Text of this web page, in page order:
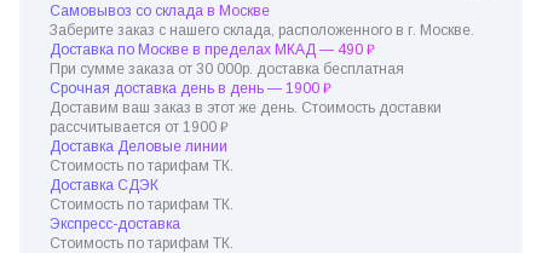
Самовывоз со склада в Москве
Заберите заказ с нашего склада, расположенного в г. Москве.
Доставка по Москве в пределах МКАД — 490 ₽
При сумме заказа от 30 000р. доставка бесплатная
Срочная доставка день в день — 1900 ₽
Доставим ваш заказ в этот же день. Стоимость доставки
рассчитывается от 1900 ₽
Доставка Деловые линии
Стоимость по тарифам ТК.
Доставка СДЭК
Стоимость по тарифам ТК.
Экспресс-доставка
Стоимость по тарифам ТК.